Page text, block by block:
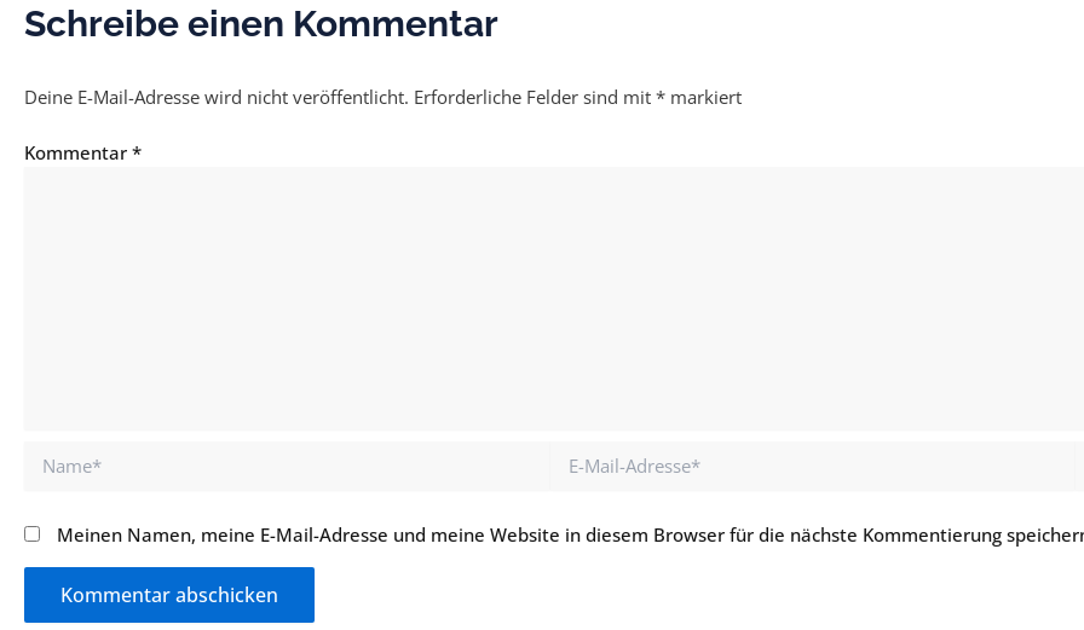
Schreibe einen Kommentar
Deine E-Mail-Adresse wird nicht veröffentlicht. Erforderliche Felder sind mit * markiert
Kommentar *
Name*
Meinen Namen, meine E-Mail-Adresse und meine Website in diesem Browser für die nächste Kommentierung